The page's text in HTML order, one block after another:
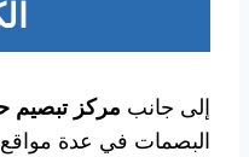
إلى جانب مركز تبصيم
البصمات في عدة